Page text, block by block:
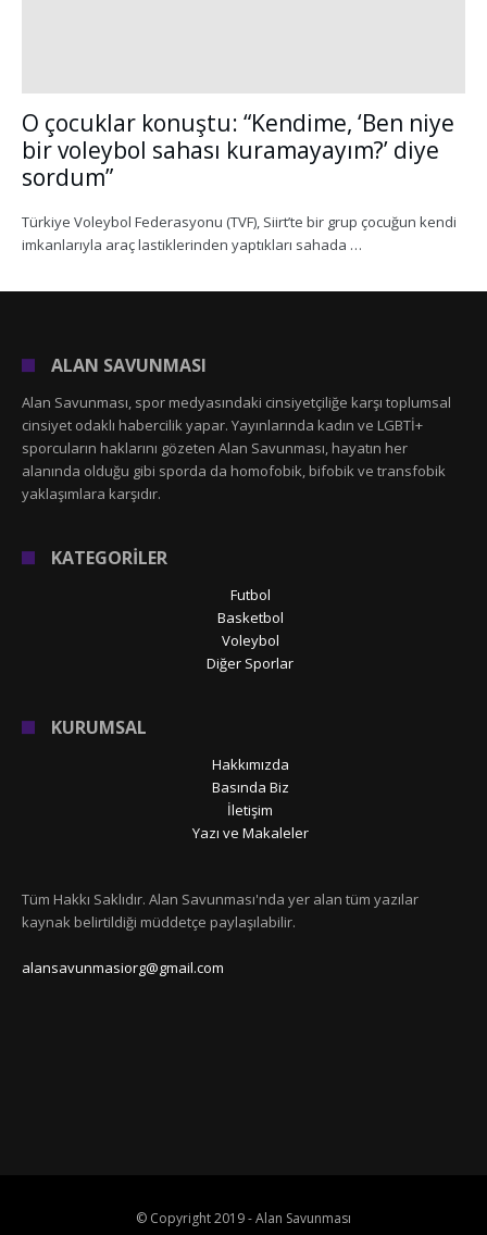
O çocuklar konuştu: “Kendime, ‘Ben niye
bir voleybol sahası kuramayayım?’ diye
sordum”
Türkiye Voleybol Federasyonu (TVF), Siirt’te bir grup çocuğun kendi
imkanlarıyla araç lastiklerinden yaptıkları sahada …
ALAN SAVUNMASI
Alan Savunması, spor medyasındaki cinsiyetçiliğe karşı toplumsal
cinsiyet odaklı habercilik yapar. Yayınlarında kadın ve LGBTİ+
sporcuların haklarını gözeten Alan Savunması, hayatın her
alanında olduğu gibi sporda da homofobik, bifobik ve transfobik
yaklaşımlara karşıdır.
KATEGORİLER
Futbol
Basketbol
Voleybol
Diğer Sporlar
KURUMSAL
Hakkımızda
Basında Biz
İletişim
Yazı ve Makaleler
Tüm Hakkı Saklıdır. Alan Savunması'nda yer alan tüm yazılar
kaynak belirtildiği müddetçe paylaşılabilir.
alansavunmasiorg@gmail.com
© Copyright 2019 - Alan Savunması